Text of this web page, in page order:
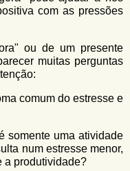
com as pressões
ou de um presente
muitas perguntas
comum do estresse e
somente uma atividade
num estresse menor,
a produtividade?